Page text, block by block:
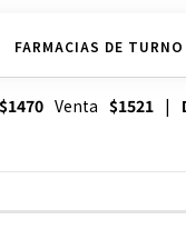
FARMACIAS DE TURNO
$1470Venta $1521|